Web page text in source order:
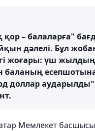
қор – балаларға"
дәлелі. Бұл
жоғары: үш жылдың
баланың
доллар аударылды",
Мемлекет басшысы